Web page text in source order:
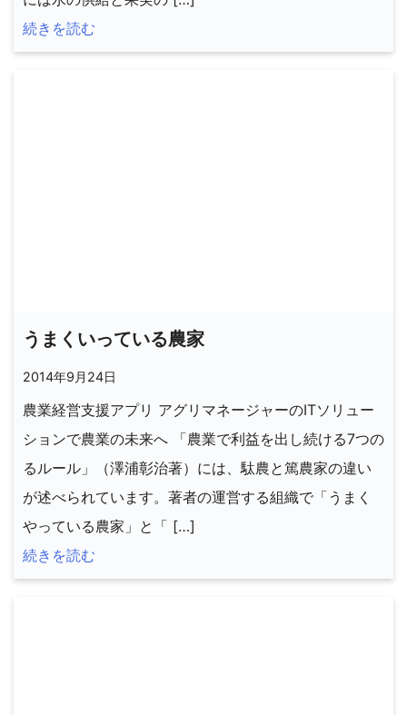
続きを読む
うまくいっている農家
2014年9月24日
農業経営支援アプリ アグリマネージャーのITソリュー
ションで農業の未来へ 「農業で利益を出し続ける7つの
るルール」（澤浦彰治著）には、駄農と篤農家の違い
が述べられています。著者の運営する組織で「うまく
やっている農家」と「 […]
続きを読む